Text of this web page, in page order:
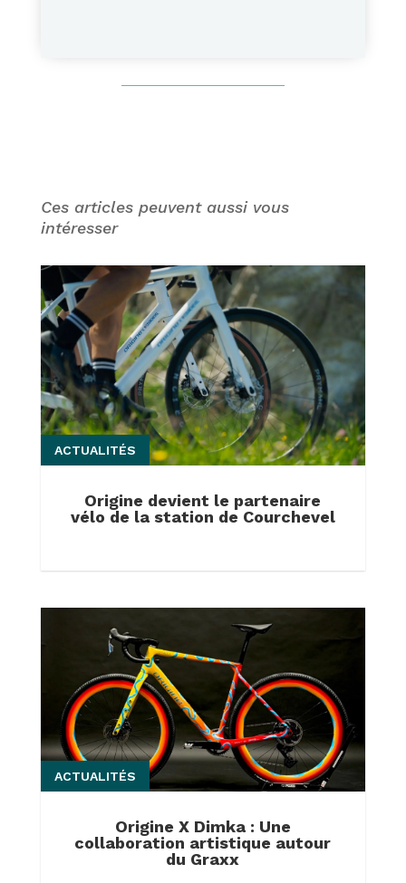
Ces articles peuvent aussi vous
intéresser
Origine devient le partenaire
vélo de la station de Courchevel
ACTUALITÉS
Origine X Dimka : Une
collaboration artistique autour
du Graxx
ACTUALITÉS